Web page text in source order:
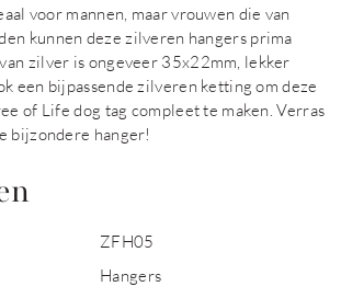
voor mannen, maar vrouwen die van
kunnen deze zilveren hangers prima
zilver is ongeveer 35x22mm, lekker
een bijpassende zilveren ketting om deze
of Life dog tag compleet te maken. Verras
bijzondere hanger!
ZFH05
Hangers